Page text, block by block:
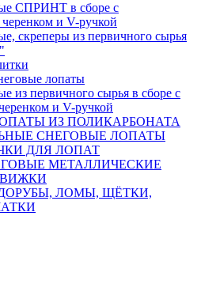
СПРИНТ в сборе с
и V-ручкой
скреперы из первичного сырья
лопаты
из первичного сырья в сборе с
и V-ручкой
ИЗ ПОЛИКАРБОНАТА
СНЕГОВЫЕ ЛОПАТЫ
ДЛЯ ЛОПАТ
МЕТАЛЛИЧЕСКИЕ
ЛОМЫ, ЩЁТКИ,